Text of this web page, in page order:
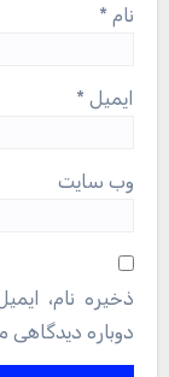
نام *
ایمیل *
وب‌ سایت
ذخیره نام،
دوباره دیدگاهی